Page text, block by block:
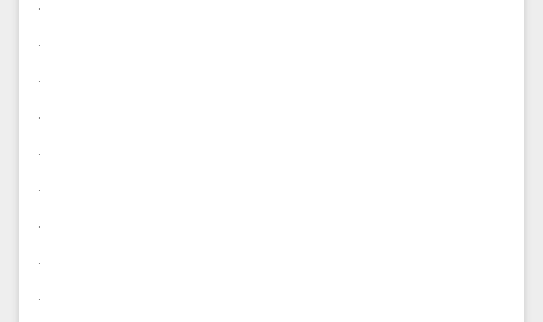
.
.
.
.
.
.
.
.
.